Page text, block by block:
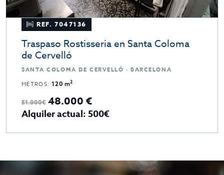
REF. 7047136
Traspaso Rostisseria en Santa Coloma
de Cervelló
SANTA COLOMA DE CERVELLÓ · BARCELONA
METROS:120 m2
51.000€ 48.000 €
Alquiler actual: 500€